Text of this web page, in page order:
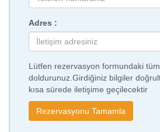
Adres :
Lütfen rezervasyon formundaki
doldurunuz.Girdiğiniz bilgiler
kısa sürede iletişime geçilecektir